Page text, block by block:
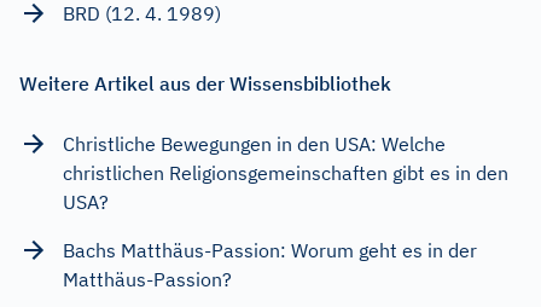
BRD (12. 4. 1989)
Weitere Artikel aus der Wissensbibliothek
Christliche Bewegungen in den USA: Welche
christlichen Religionsgemeinschaften gibt es in den
USA?
Bachs Matthäus-Passion: Worum geht es in der
Matthäus-Passion?